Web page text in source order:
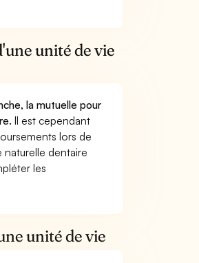
unité de vie
la mutuelle pour
Il est cependant
lors de
naturelle dentaire
les
unité de vie